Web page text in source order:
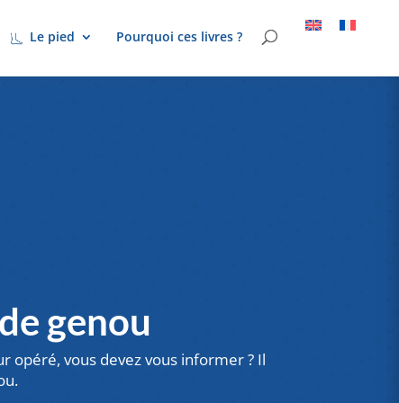
Le pied Pourquoi ces livres ?
genou
opéré, vous devez vous informer ? Il